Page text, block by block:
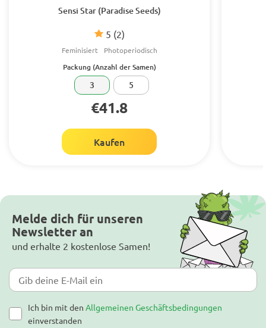
Sensi Star (Paradise Seeds)
5 (2)
Feminisiert Photoperiodisch
Packung (Anzahl der Samen)
3 5
€41.8
Kaufen
Melde dich für unseren
Newsletter an
und erhalte 2 kostenlose Samen!
Ich bin mit den Allgemeinen Geschäftsbedingungen
einverstanden